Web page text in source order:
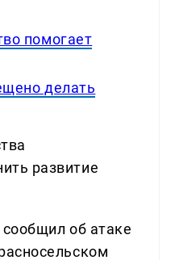
помогает
делать
развитие
об атаке